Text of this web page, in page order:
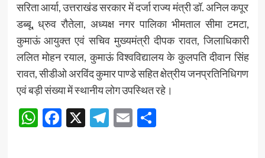
सरिता आर्या, उत्तराखंड सरकार में दर्जा राज्य मंत्री डॉ. अनिल कपूर
डब्बू, ध्रुव रौतेला, अध्यक्ष नगर पालिका भीमताल सीमा टमटा,
कुमाऊं आयुक्त एवं सचिव मुख्यमंत्री दीपक रावत, जिलाधिकारी
ललित मोहन रयाल, कुमाऊं विश्वविद्यालय के कुलपति दीवान सिंह
रावत, सीडीओ अरविंद कुमार पाण्डे सहित क्षेत्रीय जनप्रतिनिधिगण
एवं बड़ी संख्या में स्थानीय लोग उपस्थित रहे।
WhatsApp
Facebook
X Telegram
EmailShare